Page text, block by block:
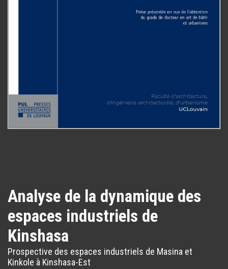
Analyse de la dynamique des
espaces industriels de
Kinshasa
Prospective des espaces industriels de Masina et
Kinkole à Kinshasa-Est